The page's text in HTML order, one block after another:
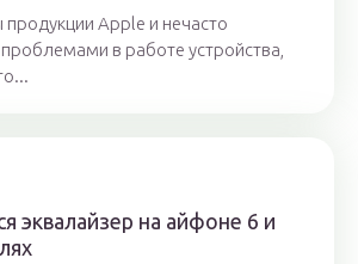
Apple и нечасто
в работе устройства,
эквалайзер на айфоне 6 и